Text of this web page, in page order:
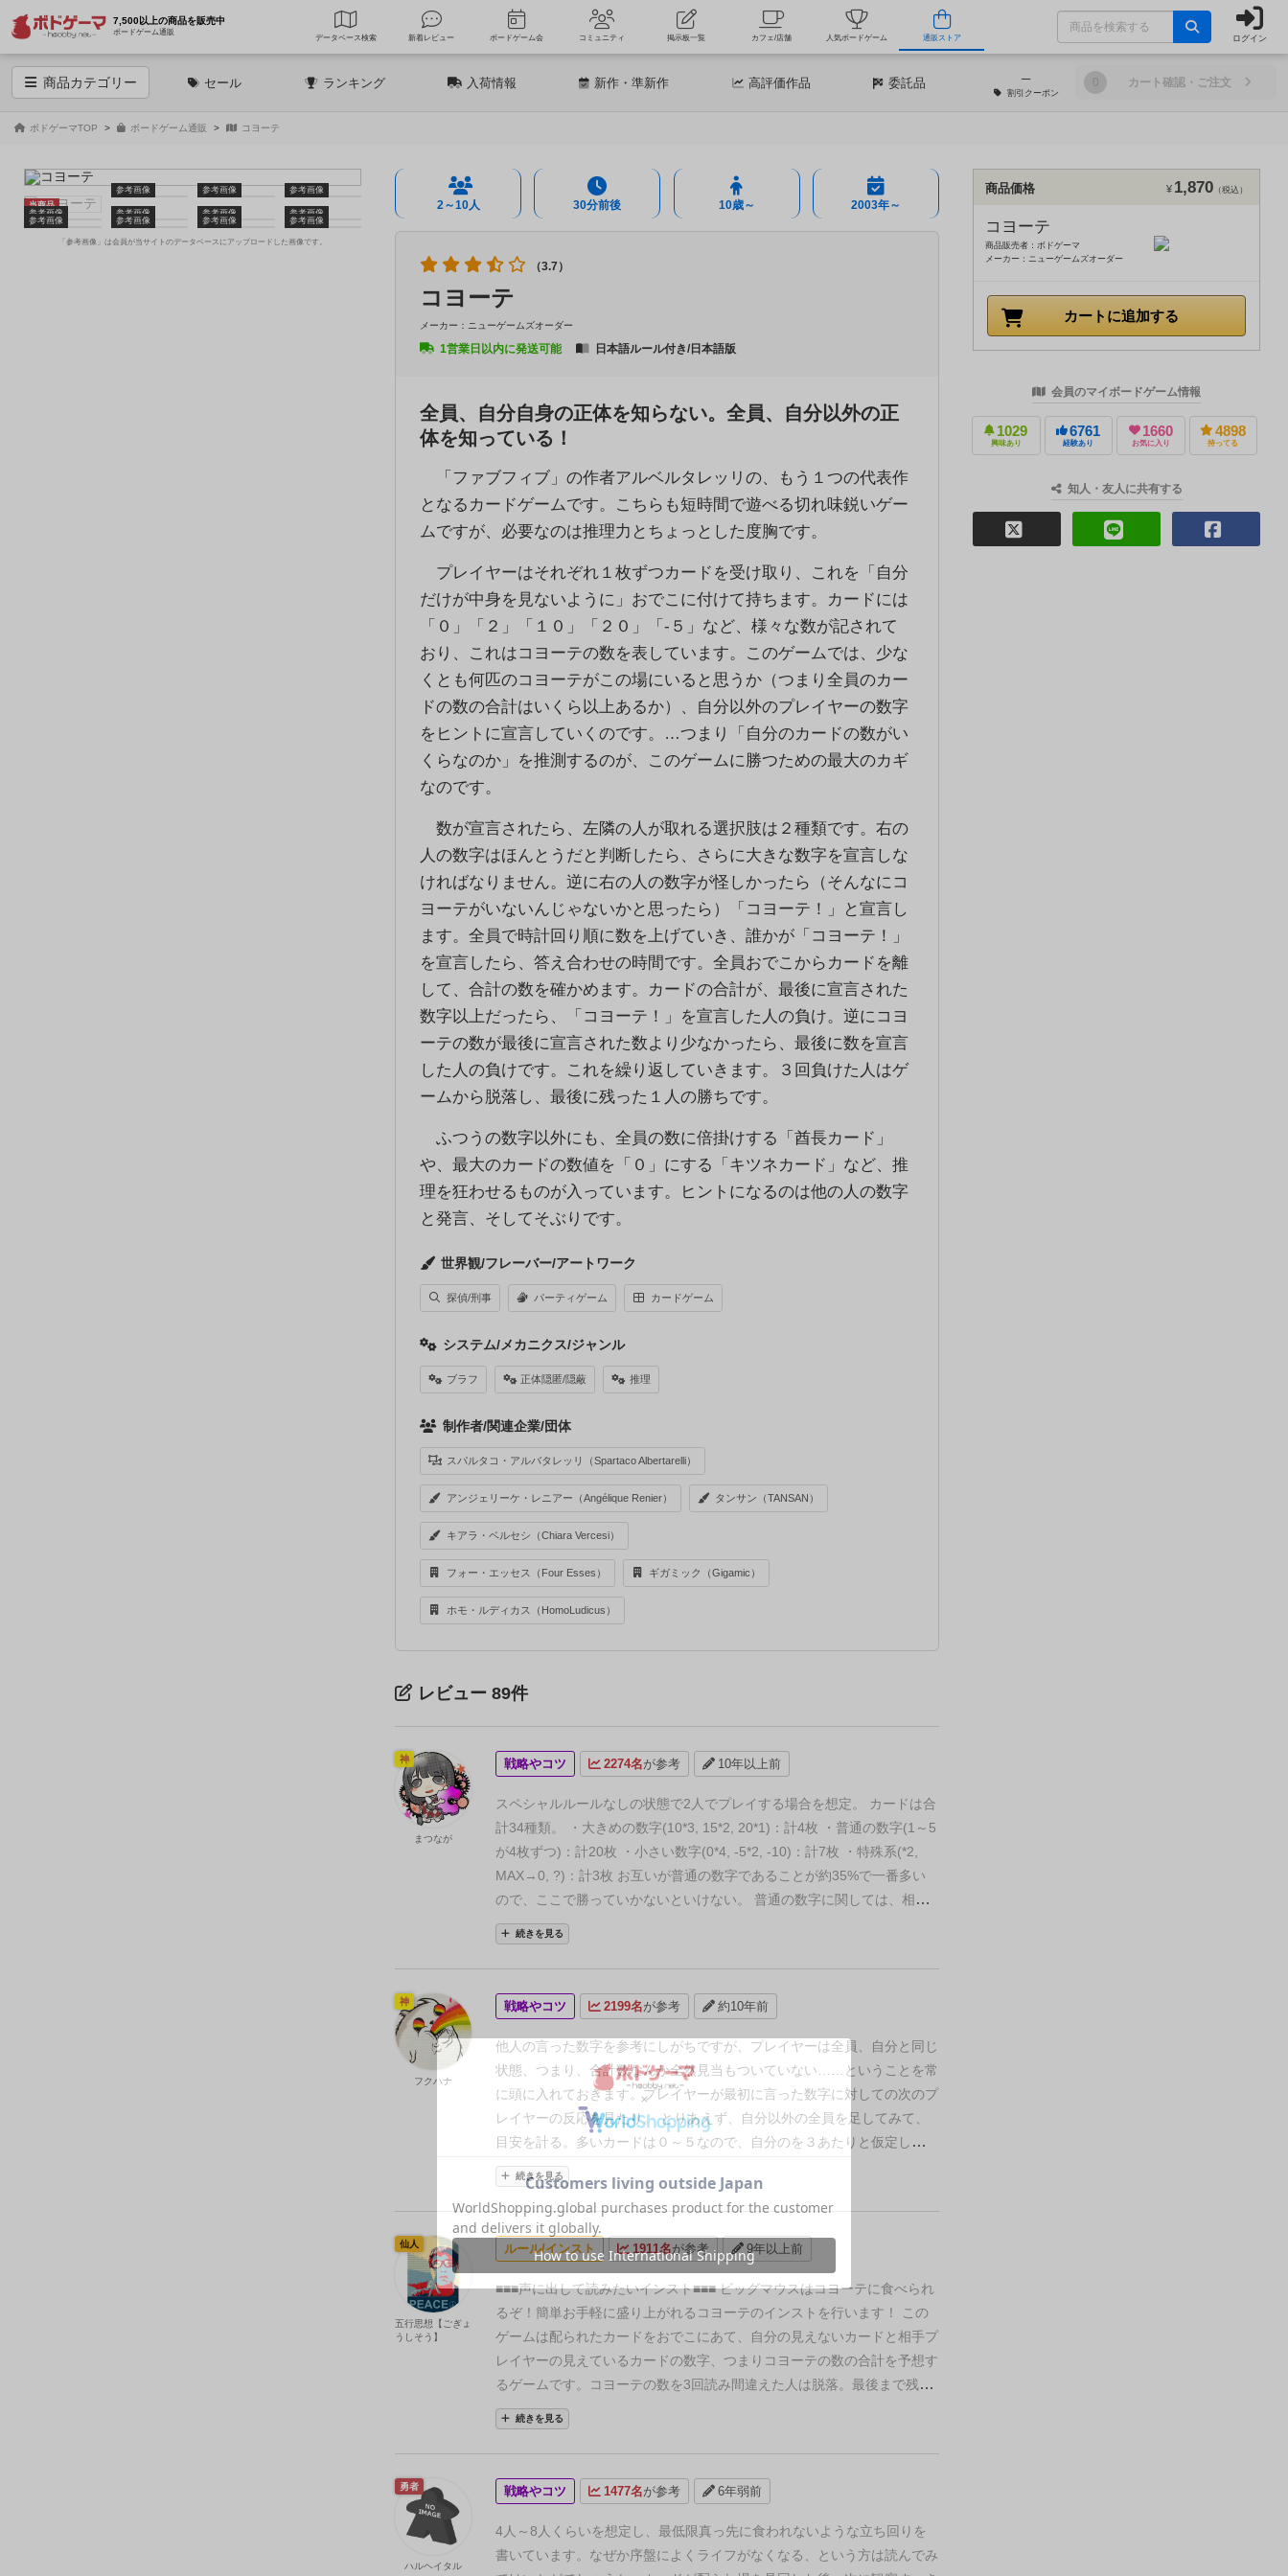
7,500以上の商品を販売中
ボードゲーム通販
データベース 検索 新着レビュー ボードゲーム会 コミュニティ 掲示板一覧 カフェ/店舗 人気ボードゲーム 通販ストア ログイン
商品カテゴリー セール ランキング 入荷情報 新作 ・準新作 高評価作品 委託品 ─
割引 クーポン
0 カート確認・ご注文
ボドゲーマTOP ボードゲーム通販 コヨーテ
当商品
参考画像 参考画像 参考画像
参考画像 参考画像 参考画像
参考画像
参考画像
参考画像 参考画像 参考画像
「参考画像」は会員が当サイトのデータベースにアップロードした画像です。
2～10人 30分前後 10歳～ 2003年～
（3.7）
コヨーテ
メーカー：ニューゲームズオーダー
1営業日以内に発送可能 日本語ルール付き/日本語版
全員、自分自身の正体を知らない。全員、自分以外の正
体を知っている！
「ファブフィブ」の作者アルベルタレッリの、もう１つの代表作
となるカードゲームです。こちらも短時間で遊べる切れ味鋭いゲー
ムですが、必要なのは推理力とちょっとした度胸です。
プレイヤーはそれぞれ１枚ずつカードを受け取り、これを「自分
だけが中身を見ないように」おでこに付けて持ちます。カードには
「０」「２」「１０」「２０」「-５」など、様々な数が記されて
おり、これはコヨーテの数を表しています。このゲームでは、少な
くとも何匹のコヨーテがこの場にいると思うか（つまり全員のカー
ドの数の合計はいくら以上あるか）、自分以外のプレイヤーの数字
をヒントに宣言していくのです。…つまり「自分のカードの数がい
くらなのか」を推測するのが、このゲームに勝つための最大のカギ
なのです。
数が宣言されたら、左隣の人が取れる選択肢は２種類です。右の
人の数字はほんとうだと判断したら、さらに大きな数字を宣言しな
ければなりません。逆に右の人の数字が怪しかったら（そんなにコ
ヨーテがいないんじゃないかと思ったら）「コヨーテ！」と宣言し
ます。全員で時計回り順に数を上げていき、誰かが「コヨーテ！」
を宣言したら、答え合わせの時間です。全員おでこからカードを離
して、合計の数を確かめます。カードの合計が、最後に宣言された
数字以上だったら、「コヨーテ！」を宣言した人の負け。逆にコヨ
ーテの数が最後に宣言された数より少なかったら、最後に数を宣言
した人の負けです。これを繰り返していきます。３回負けた人はゲ
ームから脱落し、最後に残った１人の勝ちです。
ふつうの数字以外にも、全員の数に倍掛けする「酋長カード」
や、最大のカードの数値を「０」にする「キツネカード」など、推
理を狂わせるものが入っています。ヒントになるのは他の人の数字
と発言、そしてそぶりです。
世界観/フレーバー/アートワーク
探偵/刑事 パーティゲーム カードゲーム
システム/メカニクス/ジャンル
ブラフ 正体隠匿/隠蔽 推理
制作者/関連企業/団体
スパルタコ・アルバタレッリ（Spartaco Albertarelli）
アンジェリーケ・レニアー（Angélique Renier） タンサン（TANSAN）
キアラ・ベルセシ（Chiara Vercesi）
フォー・エッセス（Four Esses） ギガミック（Gigamic）
ホモ・ルディカス（HomoLudicus）
レビュー 89件
戦略やコツ 2274名が参考 10年以上前
スペシャルルールなしの状態で2人でプレイする場合を想定。
カードは合
計34種類。
・大きめの数字(10*3, 15*2, 20*1)：計4枚
・普通の数字(1～5
が4枚ずつ)：計20枚
・小さい数字(0*4, -5*2, -10)：計7枚
・特殊系(*2,
MAX→0, ?)：計3枚 お互いが普通の数字であることが約35%で一番多い
ので、ここで勝っていかないといけない。普通の数字に関しては、相手
が変わったことをしてきたときや、残り枚数が少なくなってきて大きめの
数字が出る確率があがってきたときに考慮するくらいでいいような。レア
パターンを気にしすぎて普通の数字同士だったときに負けるのが一番もっ
たいないので、20をひいたらその回は負けてもよいと思っておいたほう
がいいように思う。 合計値ちょうどをコールすることが大事。
ょうどであれば、相手がコヨーテと言ってきたら自分勝ち、相手が数字を
あげてきてもコヨーテと言えて自分勝ち。
たとえば最初、相手が4って言
ってきたとき、自分の数字が3である可能性が高い。3であれば、相手に
とっては自分のカードが普通の数字であれば必ずいる数になるので。
とえば途中ですでに1がなくなった場合、相手のカードが3で相手が3とコ
ールした場合、自分のカードは1以外になるので、4はコールしないほう
がよい。ぴったりの値になりえないので。 そういう勝ちパターンをいく
つか持っておいて、ある程度の確率計算ができて経験を詰めれば、勝率は
あがってくるかなあと。
続きを見る
神
まつなが
戦略やコツ 2199名が参考 約10年前
他人の言った数字を参考にしがちですが、プレイヤーは全員、自分と同じ
状態、つまり、合計数なんか全然見当もついていない……ということを常
に頭に入れておきます。プレイヤーが最初に言った数字に対しての次のプ
レイヤーの反応を見たり。とりあえず、自分以外の全員を足してみて、
目安を計る。多いカードは０～５なので、自分のを３あたりと仮定しても
いいです。そして、同じように考えるプレイヤーもいると想定するといい
です。つまり、他のプレイヤーが数字を言ったとき、自分とそのプレイヤ
ーを除いた全員の数字を合計して、そこからそのプレイヤーが言った数字
との差を比べると、自分の数字がぴったり分かる場合もあります。
なのは数字を1だけ増やして言うこと（面白くないけど）。コヨーテ宣言
はよっぽど自信のあるときに限ります。プレイヤーの中に20とかMAX➡0
とかの特殊カードがいれば、そのプレイヤーが不利になるので自然と勝ち
やすい。逆に、言われる数字が自分の予想より遥かに違っていて、それで
も普通に進行していれば、自分が特殊なカードだと思ってもよいです。
すでに場に出たカードをある程度覚えておくのも手。２人勝負になった
場合、最悪なのは自分が１０以上の高数字（かつ、相手が普通の数字）だ
った場合。相手は迷う振りをしてちょっとずつ数字を上げていき、こちら
のコヨーテを誘って勝ちに来る。この場合はハッタリも通用しない（と
いうか、このゲームは意外とハッタリも使いにくい）。相手がちまちま数
字を上げていって、８くらいまで行ってもコヨーテを言う気配もなけれ
ば、自分が10か15か20とふんで、相手の数を足して言えばいいです。ぴ
ったりの数を言うのがベスト。
続きを見る
神
フクハナ
ルール/インスト 1911名が参考 9年以上前
■■■声に出して読みたいインスト■■■ ビッグマウスはコヨーテに食べられ
るぞ！ 簡単お手軽に盛り上がれるコヨーテのインストを行います！
この
ゲームは配られたカードをおでこにあて、自分の見えないカードと相手プ
レイヤーの見えているカードの数字、つまりコヨーテの数の合計を予想す
るゲームです。
コヨーテの数を3回読み間違えた人は脱落。最後まで残っ
ていた人が勝者です！
配られたカードは2体の人形が書かれている面を上にし、自分の前に置い
てください。この人形はあなたの身代わりになってくれます。コヨーテの
数を間違えてしまった時、あなたの代わりにコヨーテに食べられてしまい
ます。 次にナンバーカードを裏のままよく混ぜ、全員に1枚ずつ配りま
す。残ったカードは裏向きのまま山にして、場の中央に置いてくださ
い。 プレイヤーは配られたカードの裏面をおでこにくっつけ、表面が自
続きを見る
仙人
五行思想【ごぎょ
うしそう】
戦略やコツ 1477名が参考 6年弱前
4人～8人くらいを想定し、最低限真っ先に食われないような立ち回りを
書いています。なぜか序盤によくライフがなくなる、という方は読んでみ
勇者
ハルヘイタル
商品価格 ¥ 1,870 （税込）
コヨーテ
商品販売者：ボドゲーマ
メーカー：ニューゲームズオーダー
カートに追加する
会員のマイボードゲーム情報
1029
興味あり
6761
経験あり
1660
お気に入り
4898
持ってる
知人・友人に共有する